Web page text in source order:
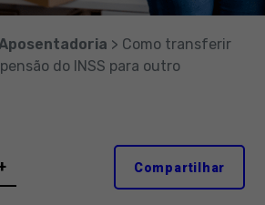
> Como transferir
do INSS para outro
Compartilhar